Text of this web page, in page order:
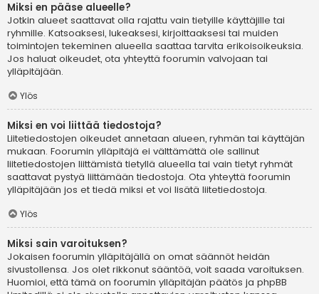
Miksi en pääse alueelle?
Jotkin alueet saattavat olla rajattu vain tietyille käyttäjille tai
ryhmille. Katsoaksesi, lukeaksesi, kirjoittaaksesi tai muiden
toimintojen tekeminen alueella saattaa tarvita erikoisoikeuksia.
Jos haluat oikeudet, ota yhteyttä foorumin valvojaan tai
ylläpitäjään.
Ylös
Miksi en voi liittää tiedostoja?
Liitetiedostojen oikeudet annetaan alueen, ryhmän tai käyttäjän
mukaan. Foorumin ylläpitäjä ei välttämättä ole sallinut
liitetiedostojen liittämistä tietyllä alueella tai vain tietyt ryhmät
saattavat pystyä liittämään tiedostoja. Ota yhteyttä foorumin
ylläpitäjään jos et tiedä miksi et voi lisätä liitetiedostoja.
Ylös
Miksi sain varoituksen?
Jokaisen foorumin ylläpitäjällä on omat säännöt heidän
sivustollensa. Jos olet rikkonut sääntöä, voit saada varoituksen.
Huomioi, että tämä on foorumin ylläpitäjän päätös ja phpBB